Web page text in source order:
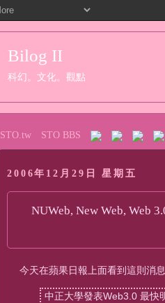
Bilog II
科幻。文化。觀點
STO.tw STO BBS
2006年12月29日 星期五
NUWeb, New Web, Web
今天在蘋果日報上面看到這則消
中正大學發表Web3.0 最快